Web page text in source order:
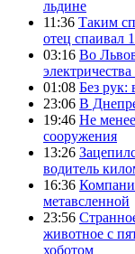
льдине
11:36 Таким
отец спаивал
03:16 Во
01:08 Без рук:
23:06 В
19:46 Не
сооружения
13:26
водитель
16:36
метавсленной
23:56
животное с
хоботом